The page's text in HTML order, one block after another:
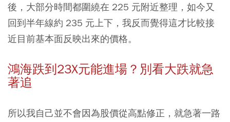
後，大部分時間都圍繞在 225 元附近整理，如今又
回到半年線約 235 元上下，我反而覺得這才比較接
近目前基本面反映出來的價格。
鴻海跌到23X元能進場？別看大跌就急
著追
所以我自己並不會因為股價從高點修正，就急著一路